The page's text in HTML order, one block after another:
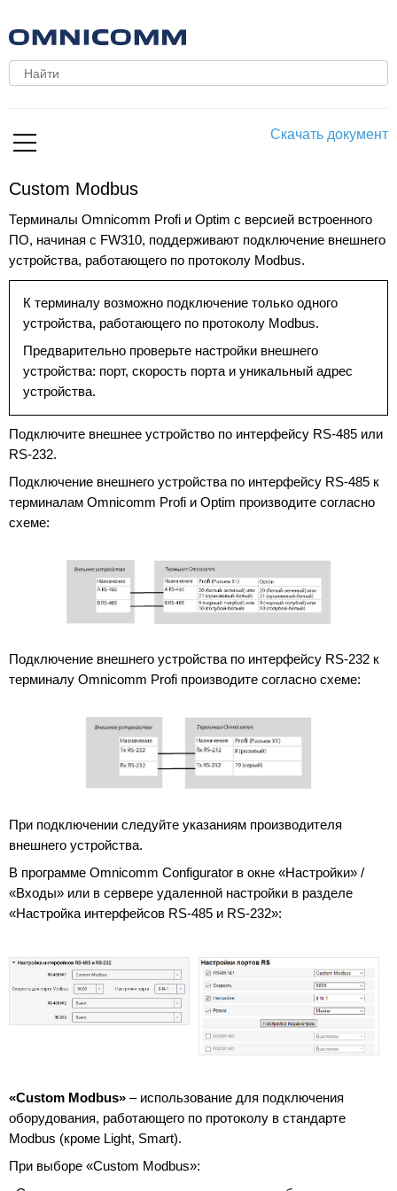
Скачать документ
Custom Modbus
Терминалы Omnicomm Profi и Optim c версией встроенного
ПО, начиная с FW310, поддерживают подключение внешнего
устройства, работающего по протоколу Modbus.
К терминалу возможно подключение только одного
устройства, работающего по протоколу Modbus.
Предварительно проверьте настройки внешнего
устройства: порт, скорость порта и уникальный адрес
устройства.
Подключите внешнее устройство по интерфейсу RS-485 или
RS-232.
Подключение внешнего устройства по интерфейсу RS-485 к
терминалам Omnicomm Profi и Optim производите согласно
схеме:
Подключение внешнего устройства по интерфейсу RS-232 к
терминалу Omnicomm Profi производите согласно схеме:
При подключении следуйте указаниям производителя
внешнего устройства.
В программе Omnicomm Configurator в окне «Настройки» /
«Входы» или в сервере удаленной настройки в разделе
«Настройка интерфейсов RS-485 и RS-232»:
«Custom Modbus» – использование для подключения
оборудования, работающего по протоколу в стандарте
Modbus (кроме Light, Smart).
При выборе «Custom Modbus»: